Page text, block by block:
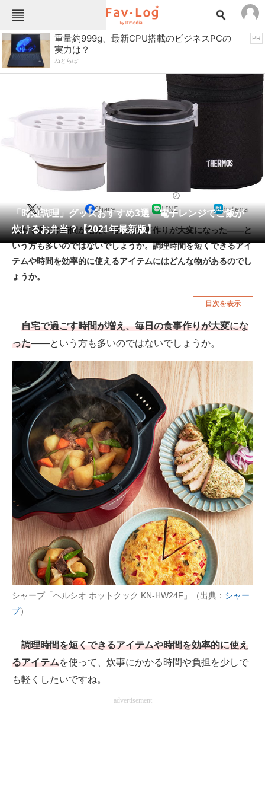
Fav-Logカテゴリー一覧
TOP
インテリア・収納 おもちゃ・ホビー
キッチン家電
キッチン用品 ゲーム
スイーツ・お菓子
スポーツ・レジャー
パソコン・タブレット
ペット 家電
工具・DIY 本・DVD・CD
生活家電 生活用品
空調・季節家電
釣り具・釣り用品 食品・飲料・お酒
メディア
注目記事を集めた総合ページ
ITの今と未来を見通す
スマホと通信の最新トレンド
進化するPCとデバイスの未来
好きが集まる 比べて選べる
ビジネスと働き方のヒント
AI活用のいまが分かる
企業ITのトレンドを詳説
ITエンジニア向け専門サイト
企業向けIT製品の総合サイト
重量約999g、最新CPU搭載のビジネスPCの
実力は？
ねとらぼ
PR
「時短調理」グッズおすすめ3選 電子レンジでご飯が
炊けるお弁当？【2021年最新版】
X Share LINE hatena
自宅で過ごす時間が増え、毎日の食事作りが大変になった――と
いう方も多いのではないでしょうか。調理時間を短くできるアイ
テムや時間を効率的に使えるアイテムにはどんな物があるのでし
ょうか。
目次を表示
自宅で過ごす時間が増え、毎日の食事作りが大変にな
った――という方も多いのではないでしょうか。
シャープ「ヘルシオ ホットクック KN-HW24F」（出典： シャー
プ）
調理時間を短くできるアイテムや時間を効率的に使え
るアイテムを使って、炊事にかかる時間や負担を少しで
も軽くしたいですね。
advertisement